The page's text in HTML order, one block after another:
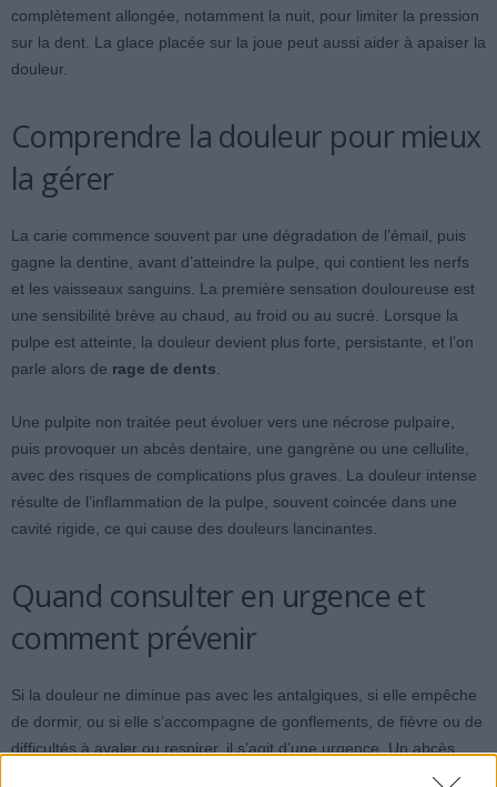
complètement allongée, notamment la nuit, pour limiter la pression
sur la dent. La glace placée sur la joue peut aussi aider à apaiser la
douleur.
Comprendre la douleur pour mieux
la gérer
La carie commence souvent par une dégradation de l’émail, puis
gagne la dentine, avant d’atteindre la pulpe, qui contient les nerfs
et les vaisseaux sanguins. La première sensation douloureuse est
une sensibilité brève au chaud, au froid ou au sucré. Lorsque la
pulpe est atteinte, la douleur devient plus forte, persistante, et l’on
parle alors de rage de dents
Une pulpite non traitée peut évoluer vers une nécrose pulpaire,
puis provoquer un abcès dentaire, une gangrène ou une cellulite,
avec des risques de complications plus graves. La douleur intense
résulte de l’inflammation de la pulpe, souvent coincée dans une
cavité rigide, ce qui cause des douleurs lancinantes.
Quand consulter en urgence et
comment prévenir
Si la douleur ne diminue pas avec les antalgiques, si elle empêche
de dormir, ou si elle s’accompagne de gonflements, de fièvre ou de
difficultés à avaler ou respirer, il s’agit d’une urgence. Un abcès
dentaire ne se guérit jamais seul. Après avoir soulagé la douleur, il